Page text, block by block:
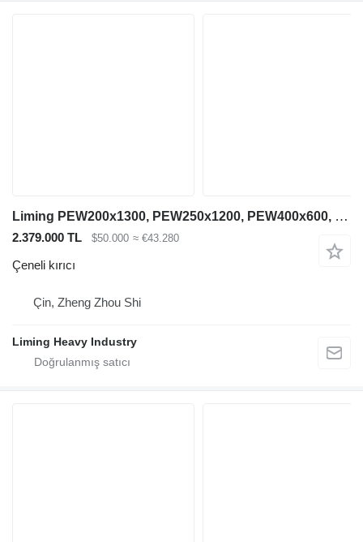
Liming PEW200x1300, PEW250x1200, PEW400x600, PEW760, PEW1100
2.379.000 TL $50.000 ≈ €43.280
Çeneli kırıcı
Çin, Zheng Zhou Shi
Liming Heavy Industry